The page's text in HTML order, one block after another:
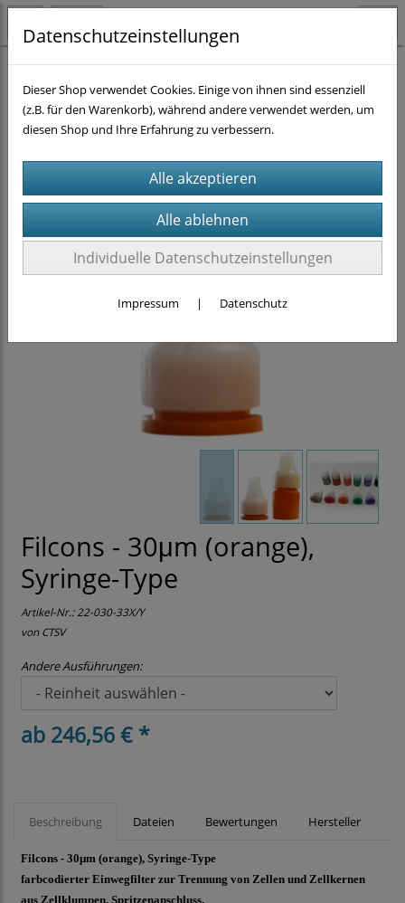
Filcons - 30μm (orange),
Syringe-Type
Artikel-Nr.:22-030-33X/Y
von CTSV
Andere Ausführungen:
ab 246,56 € *
Beschreibung Dateien Bewertungen Hersteller
Filcons - 30μm (orange), Syringe-Type
farbcodierter Einwegfilter zur Trennung von Zellen und Zellkernen
aus Zellklumpen. Spritzenanschluss.
Datenschutzeinstellungen
Dieser Shop verwendet Cookies. Einige von ihnen sind essenziell
(z.B. für den Warenkorb), während andere verwendet werden, um
diesen Shop und Ihre Erfahrung zu verbessern.
Individuelle Datenschutzeinstellungen
Impressum | Datenschutz